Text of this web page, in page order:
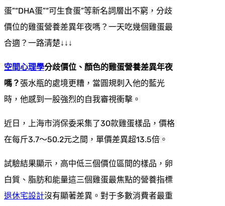
蛋”“DHA蛋”“可生食蛋”等新名詞層出不窮，分歧
價位的雞蛋營養差異年夜嗎？一天吃幾個雞蛋最
合適？一路清楚↓↓↓
空間心理學分歧價位、顏色的雞蛋營養差異年夜
嗎？ 張水瓶的處境更糟，當圓規刺入他的藍光
時，他感到一股強烈的自我審視衝擊。
近日，上海市消保委采集了30款雞蛋樣品，價格
在每斤3.7～50.2元之間，單價差異超13.5倍。
試驗結果顯示，高中低三個價位區間的樣品，卵
白質、脂肪和能量這三個雞蛋最焦點的營養指標
退休宅設計沒有顯著差異。對于多數消費者最重